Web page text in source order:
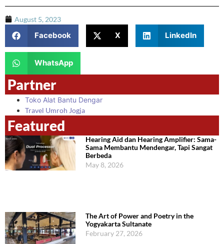
August 5, 2023
Facebook X LinkedIn
WhatsApp
Partner
Toko Alat Bantu Dengar
Travel Umroh Jogja
Featured
Hearing Aid dan Hearing Amplifier: Sama-
Sama Membantu Mendengar, Tapi Sangat
Berbeda
May 8, 2026
The Art of Power and Poetry in the
Yogyakarta Sultanate
February 27, 2026